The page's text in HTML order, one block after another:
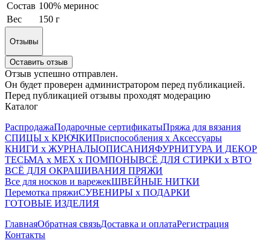
Состав 100% меринос
Вес
150 г
Отзывы
Оставить отзыв
Отзыв успешно отправлен.
Он будет проверен администратором перед публикацией.
Перед публикацией отзывы проходят модерацию
Каталог
РаспродажаПодарочные сертификатыПряжа для вязания
СПИЦЫ х КРЮЧКИПриспособления х Аксессуары
КНИГИ х ЖУРНАЛЫОПИСАНИЯФУРНИТУРА И ДЕКОР
ТЕСЬМА х МЕХ х ПОМПОНЫВСЁ ДЛЯ СТИРКИ х ВТО
ВСЁ ДЛЯ ОКРАШИВАНИЯ ПРЯЖИ
Все для носков и варежекШВЕЙНЫЕ НИТКИ
Перемотка пряжиСУВЕНИРЫ х ПОДАРКИ
ГОТОВЫЕ ИЗДЕЛИЯ
ГлавнаяОбратная связьДоставка и оплатаРегистрация
Контакты